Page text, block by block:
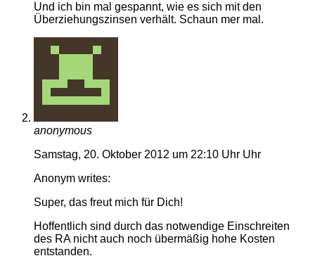
Und ich bin mal gespannt, wie es sich mit den
Überziehungszinsen verhält. Schaun mer mal.
anonymous
Samstag, 20. Oktober 2012 um 22:10 Uhr Uhr
Anonym writes:
Super, das freut mich für Dich!
Hoffentlich sind durch das notwendige Einschreiten
des RA nicht auch noch übermäßig hohe Kosten
entstanden.